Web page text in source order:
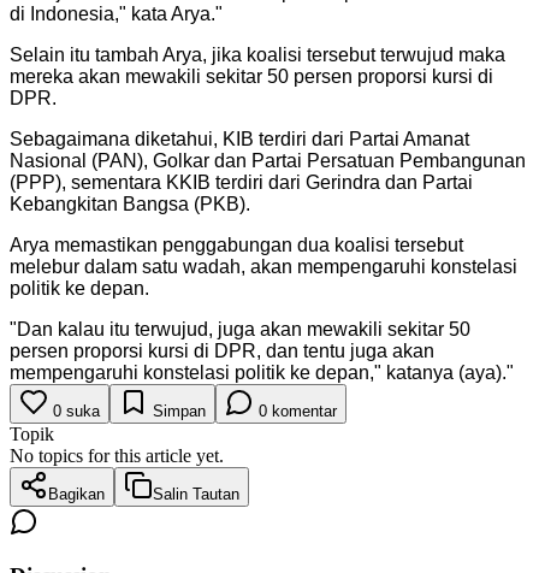
di Indonesia," kata Arya."
Selain itu tambah Arya, jika koalisi tersebut terwujud maka
mereka akan mewakili sekitar 50 persen proporsi kursi di
DPR.
Sebagaimana diketahui, KIB terdiri dari Partai Amanat
Nasional (PAN), Golkar dan Partai Persatuan Pembangunan
(PPP), sementara KKIB terdiri dari Gerindra dan Partai
Kebangkitan Bangsa (PKB).
Arya memastikan penggabungan dua koalisi tersebut
melebur dalam satu wadah, akan mempengaruhi konstelasi
politik ke depan.
"Dan kalau itu terwujud, juga akan mewakili sekitar 50
persen proporsi kursi di DPR, dan tentu juga akan
mempengaruhi konstelasi politik ke depan," katanya (aya)."
0 suka Simpan 0 komentar
Topik
No topics for this article yet.
Bagikan Salin Tautan